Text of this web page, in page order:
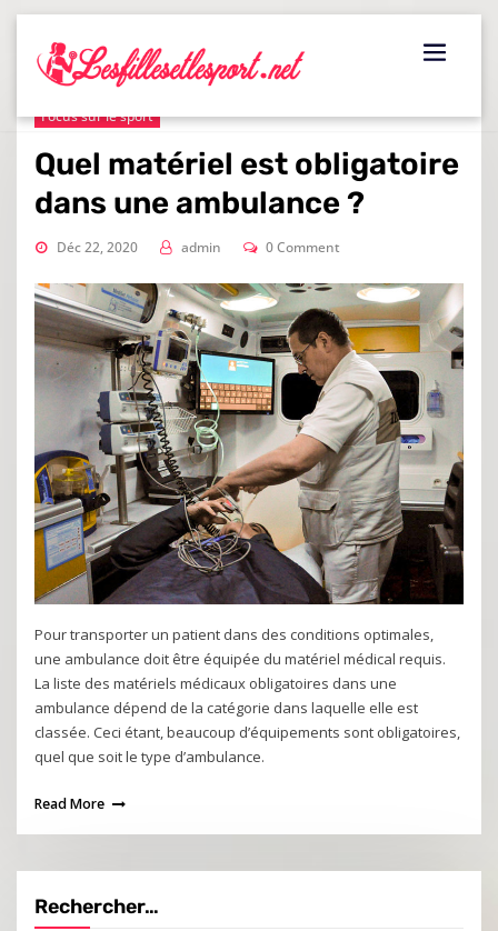
Skip
content
Focus sur le sport
Quel matériel est obligatoire
dans une ambulance ?
Déc 22, 2020 admin 0 Comment
Pour transporter un patient dans des conditions optimales,
une ambulance doit être équipée du matériel médical requis.
La liste des matériels médicaux obligatoires dans une
ambulance dépend de la catégorie dans laquelle elle est
classée. Ceci étant, beaucoup d’équipements sont obligatoires,
quel que soit le type d’ambulance.
Read More
Rechercher…